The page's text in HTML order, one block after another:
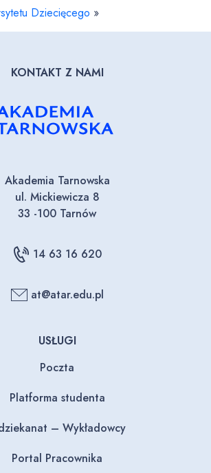
Dziecięcego »
KONTAKT Z NAMI
Akademia Tarnowska
ul. Mickiewicza 8
33 -100 Tarnów
14 63 16 620
at@atar.edu.pl
USŁUGI
Poczta
Platforma studenta
– Wykładowcy
Portal Pracownika